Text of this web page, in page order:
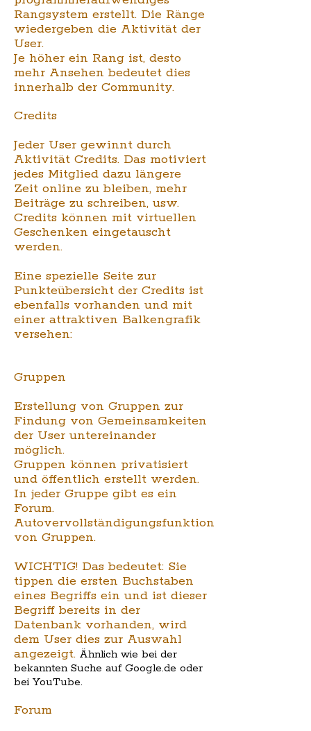
Rangsystem erstellt. Die Ränge
wiedergeben die Aktivität der
User.
Je höher ein Rang ist, desto
mehr Ansehen bedeutet dies
innerhalb der Community.
Credits
Jeder User gewinnt durch
Aktivität Credits. Das motiviert
jedes Mitglied dazu längere
Zeit online zu bleiben, mehr
Beiträge zu schreiben, usw.
Credits können mit virtuellen
Geschenken eingetauscht
werden.
Eine spezielle Seite zur
Punkteübersicht der Credits ist
ebenfalls vorhanden und mit
einer attraktiven Balkengrafik
versehen:
Gruppen
Erstellung von Gruppen zur
Findung von Gemeinsamkeiten
der User untereinander
möglich.
Gruppen können privatisiert
und öffentlich erstellt werden.
In jeder Gruppe gibt es ein
Forum.
Autovervollständigungsfunktion
von Gruppen.
WICHTIG! Das bedeutet: Sie
tippen die ersten Buchstaben
eines Begriffs ein und ist dieser
Begriff bereits in der
Datenbank vorhanden, wird
dem User dies zur Auswahl
angezeigt. Ähnlich wie bei der
bekannten Suche auf Google.de oder
bei YouTube.
Forum